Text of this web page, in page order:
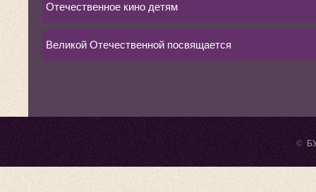
Отечественное кино детям
Великой Отечественной посвящается
©